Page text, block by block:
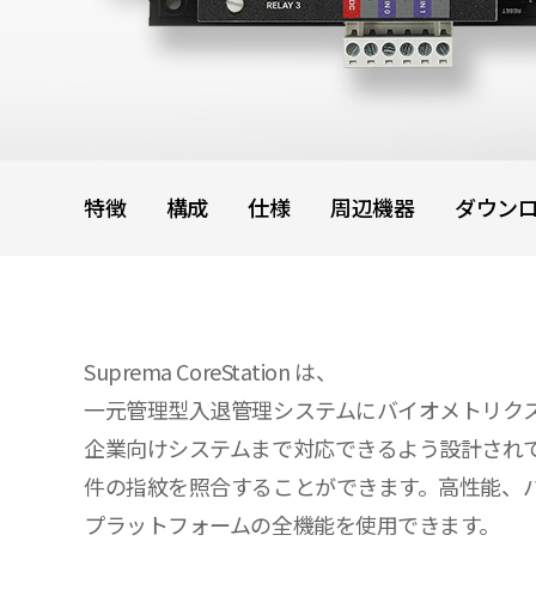
特徴 構成 仕様 周辺機器 ダウン
Suprema CoreStation は、
一元管理型入退管理システムにバイオメトリ
企業向けシステムまで対応できるよう設計さ
件の指紋を照合することができます。高性能
プラットフォームの全機能を使用できます。